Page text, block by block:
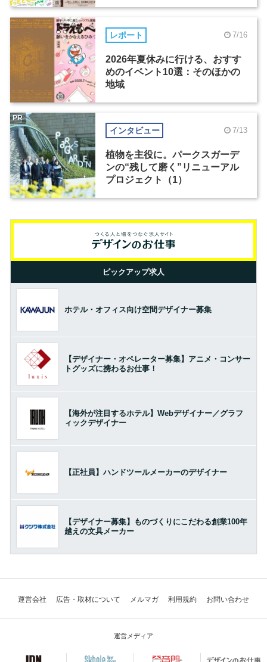
レポート 7/16
2026年夏休みに行ける、おすす
めのイベント10選：そのほかの
地域
インタビュー 7/13
植物を主役に。パークスガーデ
ンの“残して磨く”リニューアル
プロジェクト（1）
PR
ピックアップ求人
ホテル・オフィス向け空間デザイナー募集
【デザイナー・オペレーター募集】アニメ・コンサー
トグッズに携わるお仕事！
【海外が注目するホテル】Webデザイナー／グラフ
ィックデザイナー
【正社員】ハンドツールメーカーのデザイナー
【デザイナー募集】ものづくりにこだわる創業100年
越えの文具メーカー
運営会社 広告・取材について メルマガ 利用規約 お問い合わせ
運営メディア